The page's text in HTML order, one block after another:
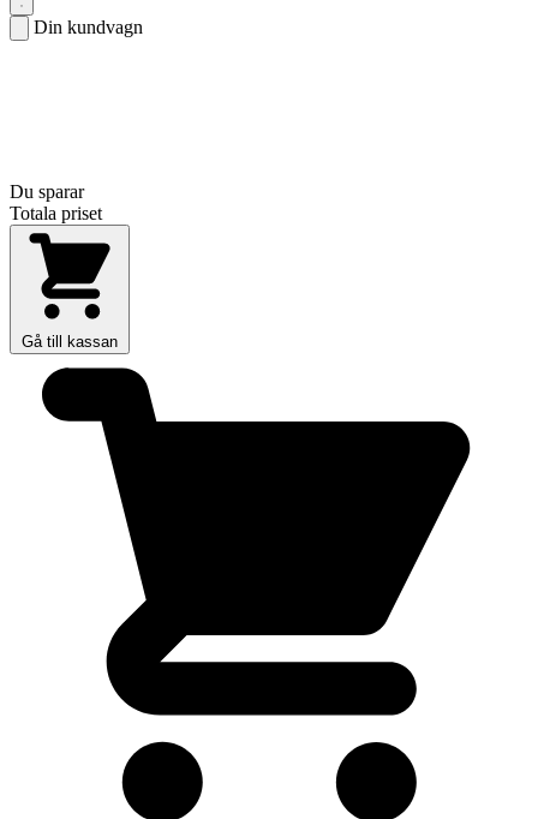
Din kundvagn
Du sparar
Totala priset
Gå till kassan